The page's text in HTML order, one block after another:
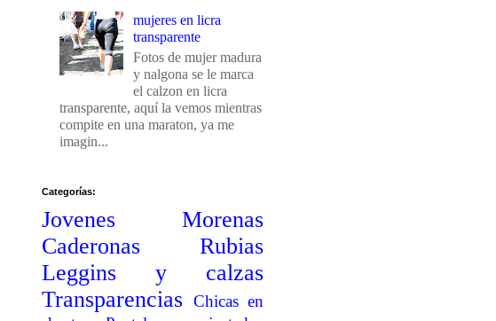
mujeres en licra
transparente
Fotos de mujer madura
y nalgona se le marca
el calzon en licra
transparente, aquí la vemos mientras
compite en una maraton, ya me
imagin...
Categorías:
Jovenes
Morenas
Caderonas
Rubias
Leggins y calzas
Transparencias Chicas en